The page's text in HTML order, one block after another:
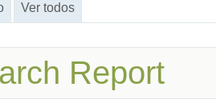
Ver todos
Report